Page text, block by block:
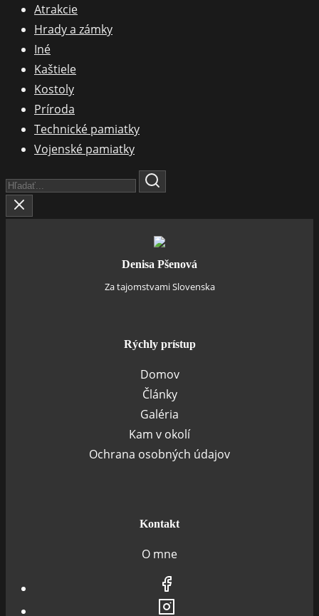
Atrakcie
Hrady a zámky
Iné
Kaštiele
Kostoly
Príroda
Technické pamiatky
Vojenské pamiatky
Search
Here...
Denisa Pšenová
Za tajomstvami Slovenska
Rýchly prístup
Domov
Články
Galéria
Kam v okolí
Ochrana osobných údajov
Kontakt
O mne